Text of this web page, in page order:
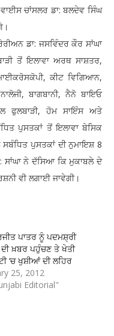
ਚਾਂਸਲਰ ਡਾ: ਬਲਦੇਵ ਸਿੰਘ
ਡਾ: ਜਸਵਿੰਦਰ ਕੌਰ ਸਾਂਘਾ
ਤੋਂ ਇਲਾਵਾ ਅਰਥ ਸਾਸ਼ਤਰ,
ਕੀਟ ਵਿਗਿਆਨ,
ਬਾਗਬਾਨੀ, ਨੈਨੋ ਬਾਇਓ
ਫੁਲਬਾੜੀ, ਹੋਮ ਸਾਇੰਸ ਅਤੇ
ਪੁਸਤਕਾਂ ਤੋਂ ਇਲਾਵਾ ਬੇਸਿਕ
ਪੁਸਤਕਾਂ ਦੀ ਨੁਮਾਇਸ਼ 8
ਸਾਂਘਾ ਨੇ ਦੱਸਿਆ ਕਿ ਮੁਕਾਬਲੇ ਦੇ
ਵੀ ਲਗਾਈ ਜਾਵੇਗੀ।
ਪਾਤਰ ਨੂੰ ਪਦਮਸ਼੍ਰੀ
ਖ਼ਬਰ ਪਹੁੰਚਣ ਤੇ ਖੇਤੀ
‘ਚ ਖੁਸ਼ੀਆਂ ਦੀ ਲਹਿਰ
25, 2012
Editorial"